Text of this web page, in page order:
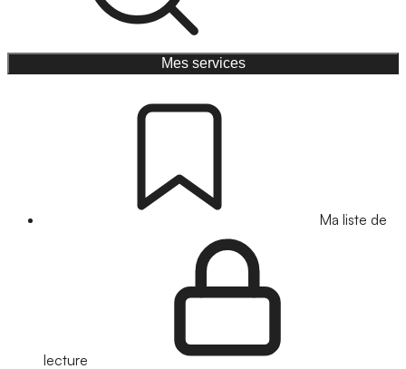
Mes services
Ma liste de
lecture